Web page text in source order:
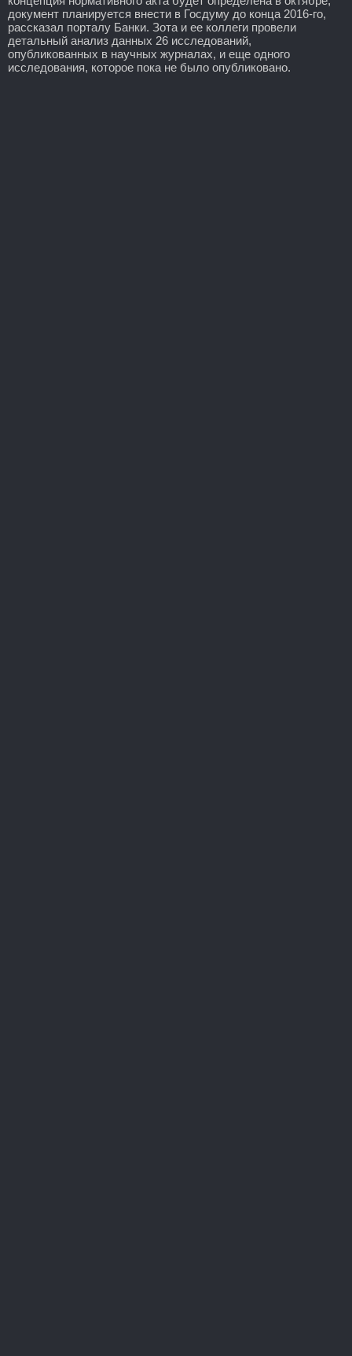
документ планируется внести в Госдуму до конца 2016-го,
рассказал порталу Банки. Зота и ее коллеги провели
детальный анализ данных 26 исследований,
опубликованных в научных журналах, и еще одного
исследования, которое пока не было опубликовано.